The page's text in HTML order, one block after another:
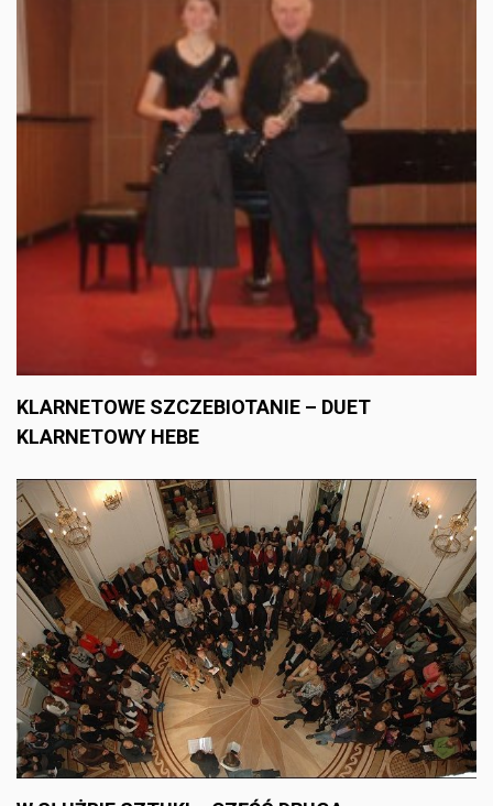
KLARNETOWE SZCZEBIOTANIE – DUET
KLARNETOWY HEBE